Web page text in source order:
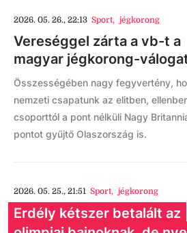
2026. 05. 26., 22:13 Sport, jégkorong
Vereséggel zárta a vb-t a
magyar jégkorong-
Összességében nagy fegyvertény,
nemzeti csapatunk az elitben,
csoporttól a pont nélküli Nagy
pontot gyűjtő Olaszország is.
2026. 05. 25., 21:51 Sport, jégkorong
Erdély kétszer betalált az